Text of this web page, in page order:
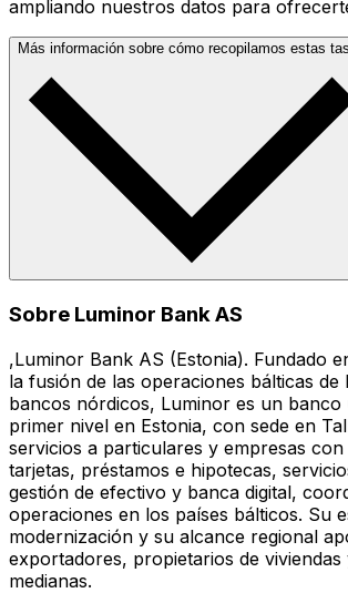
ampliando nuestros datos para
Más información sobre cómo recopilamos estas
Sobre Luminor Bank AS
,Luminor Bank AS (Estonia). Fundado
la fusión de las operaciones bálticas de
bancos nórdicos, Luminor es un banco
primer nivel en Estonia, con sede en
servicios a particulares y empresas con
tarjetas, préstamos e hipotecas,
gestión de efectivo y banca digital,
operaciones en los países bálticos. Su
modernización y su alcance regional
exportadores, propietarios de viviendas
medianas.